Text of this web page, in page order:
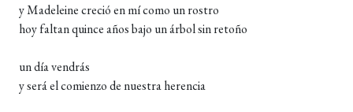
y Madeleine creció en mí como un rostro
hoy faltan quince años bajo un árbol sin retoño
un día vendrás
y será el comienzo de nuestra herencia